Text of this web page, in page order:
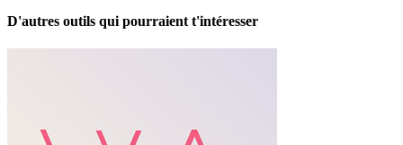
D'autres outils qui pourraient t'intéresser